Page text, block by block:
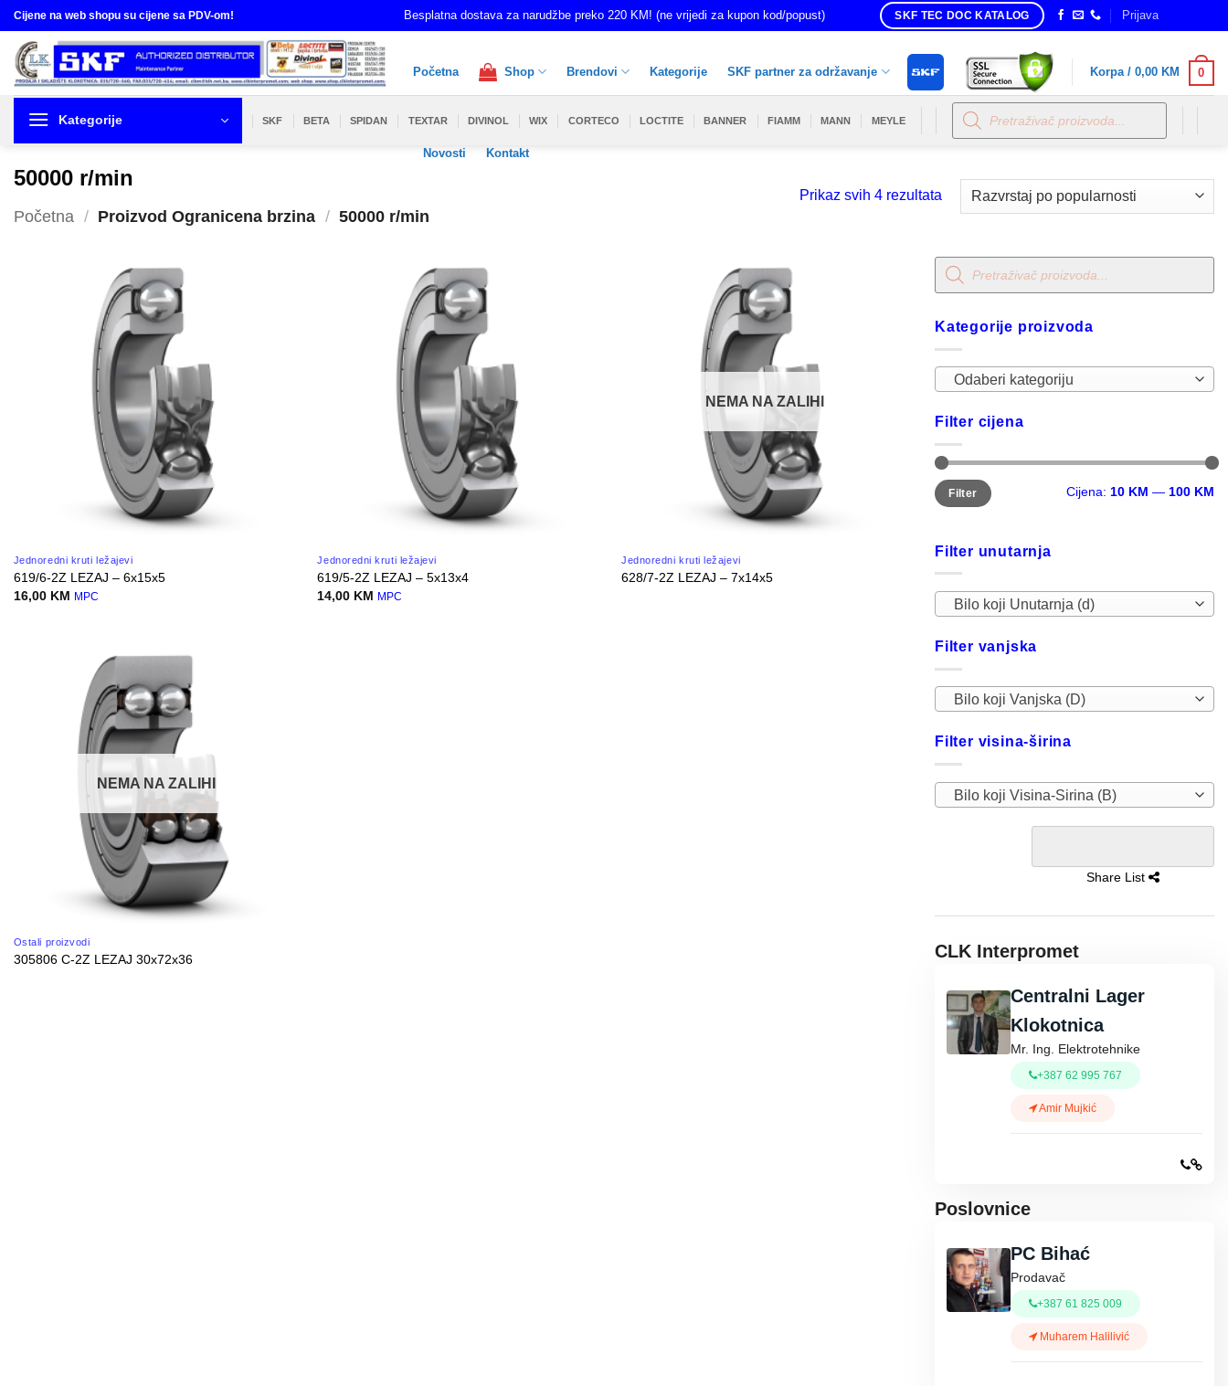
Skip
to
content
Cijene na web shopu su cijene sa PDV-om! Besplatna dostava za narudžbe preko 220 KM! (ne vrijedi za kupon kod/popust) SKF TEC DOC KATALOG Prijava
Početna Shop Brendovi Kategorije SKF partner za održavanje
Novosti Kontakt
Korpa / 0,00 KM 0
Kategorije SKF BETA SPIDAN TEXTAR DIVINOL WIX CORTECO LOCTITE BANNER FIAMM MANN MEYLE
Products
search
50000 r/min
Početna / Proizvod Ogranicena brzina / 50000 r/min
Prikaz svih 4 rezultataSorted
Jednoredni kruti ležajevi
619/6-2Z LEZAJ – 6x15x5
16,00 KM MPC
Jednoredni kruti ležajevi
619/5-2Z LEZAJ – 5x13x4
14,00 KM MPC
NEMA NA ZALIHI
Jednoredni kruti ležajevi
628/7-2Z LEZAJ – 7x14x5
NEMA NA ZALIHI
Ostali proizvodi
305806 C-2Z LEZAJ 30x72x36
Products
search
Kategorije proizvoda
Odaberi kategoriju
Filter cijena
Minimalna
cijena
Maksimalna
cijena
Filter Cijena: 10 KM — 100 KM
Filter unutarnja
Bilo koji Unutarnja (d)
Filter vanjska
Bilo koji Vanjska (D)
Filter visina-širina
Bilo koji Visina-Sirina (B)
Share List
CLK Interpromet
Centralni Lager
Klokotnica
Mr. Ing. Elektrotehnike
+387 62 995 767
Amir Mujkić
Poslovnice
PC Bihać
Prodavač
+387 61 825 009
Muharem Halilivić